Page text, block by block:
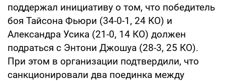
поддержал инициативу о том, что победитель
боя Тайсона Фьюри (34-0-1, 24 КО) и
Александра Усика (21-0, 14 КО) должен
подраться с Энтони Джошуа (28-3, 25 КО).
При этом в организации подтвердили, что
санкционировали два поединка между